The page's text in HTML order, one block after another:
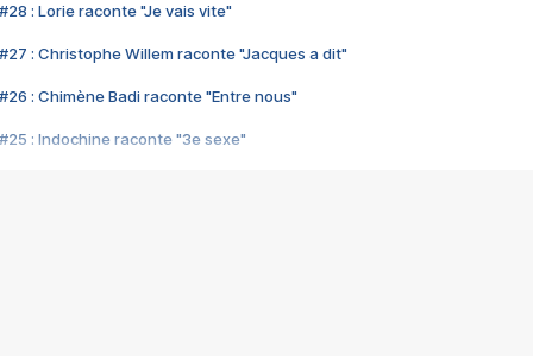
#28 : Lorie raconte "Je vais vite"
#27 : Christophe Willem raconte "Jacques a dit"
#26 : Chimène Badi raconte "Entre nous"
#25 : Indochine raconte "3e sexe"